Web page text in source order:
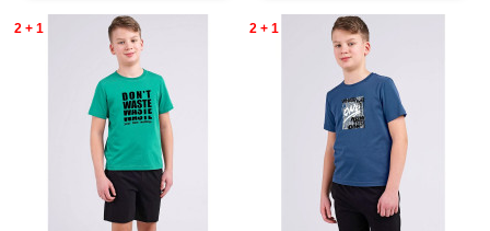
2 + 1 2 + 1